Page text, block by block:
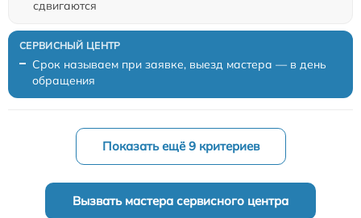
сдвигаются
Срок называем при заявке, выезд мастера — в день
обращения
Показать ещё 9 критериев
Вызвать мастера сервисного центра